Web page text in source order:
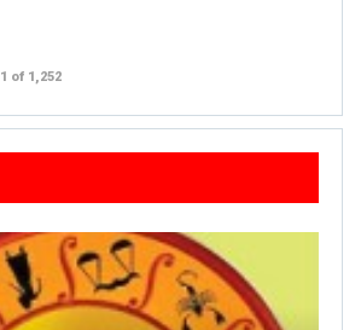
1 of 1,252